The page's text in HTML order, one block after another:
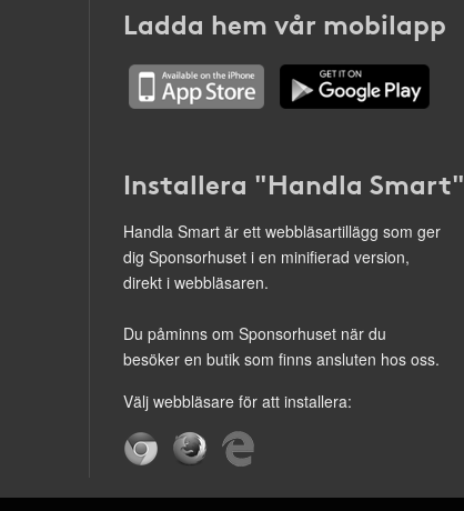
Ladda hem vår mobilapp
Installera "Handla Smart"
Handla Smart är ett webbläsartillägg som ger
dig Sponsorhuset i en minifierad version,
direkt i webbläsaren.
Du påminns om Sponsorhuset när du
besöker en butik som finns ansluten hos oss.
Välj webbläsare för att installera: